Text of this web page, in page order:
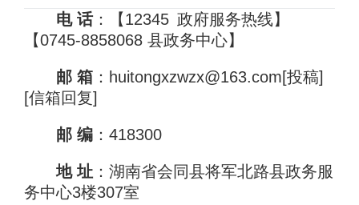
电 话：【12345 政府服务热线】
【0745-8858068 县政务中心】
邮 箱 ：huitongxzwzx@163.com[投稿]
[信箱回复]
邮 编 ：418300
地 址 ：湖南省会同县将军北路县政务服
务中心3楼307室